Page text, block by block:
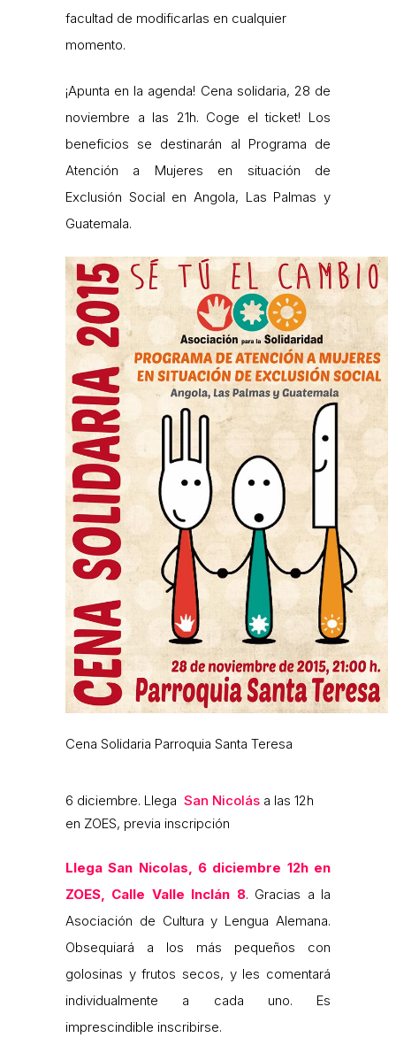
facultad de modificarlas en cualquier
momento.
¡Apunta en la agenda! Cena solidaria, 28 de
noviembre a las 21h. Coge el ticket! Los
beneficios se destinarán al Programa de
Atención a Mujeres en situación de
Exclusión Social en Angola, Las Palmas y
Guatemala.
Cena Solidaria Parroquia Santa Teresa
6 diciembre. Llega San Nicolás a las 12h
en ZOES, previa inscripción
Llega San Nicolas, 6 diciembre 12h en
ZOES, Calle Valle Inclán 8. Gracias a la
Asociación de Cultura y Lengua Alemana.
Obsequiará a los más pequeños con
golosinas y frutos secos, y les comentará
individualmente a cada uno. Es
imprescindible inscribirse.